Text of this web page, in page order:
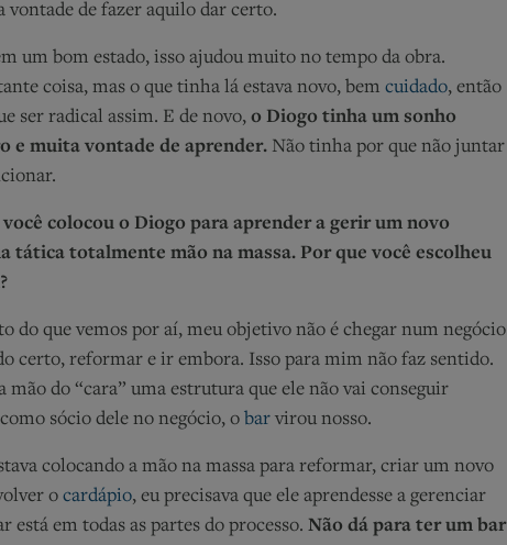
vontade de fazer aquilo dar certo.
um bom estado, isso ajudou muito no tempo da obra.
coisa, mas o que tinha lá estava novo, bem cuidado, então
ser radical assim. E de novo, o Diogo tinha um sonho
e muita vontade de aprender. Não tinha por que não juntar
você colocou o Diogo para aprender a gerir um novo
tática totalmente mão na massa. Por que você escolheu
do que vemos por aí, meu objetivo não é chegar num negócio
certo, reformar e ir embora. Isso para mim não faz sentido.
mão do “cara” uma estrutura que ele não vai conseguir
sócio dele no negócio, o bar virou nosso.
colocando a mão na massa para reformar, criar um novo
o cardápio, eu precisava que ele aprendesse a gerenciar
está em todas as partes do processo. Não dá para ter um bar